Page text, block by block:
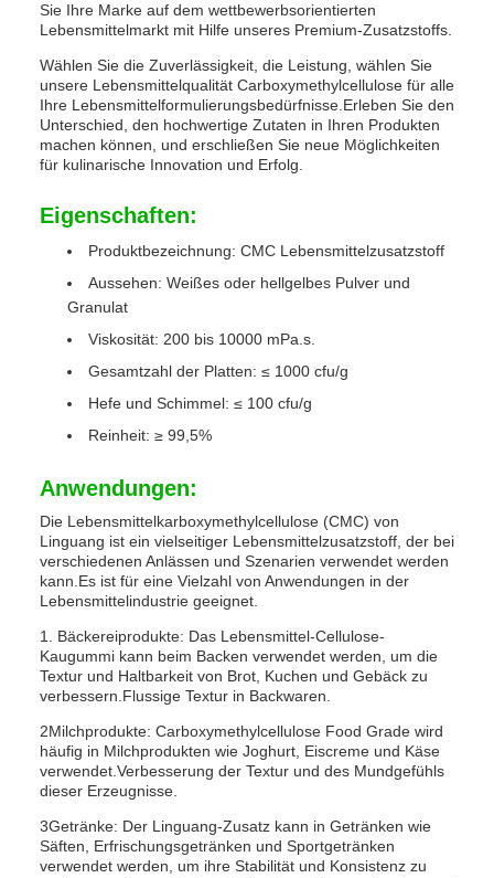
Sie Ihre Marke auf dem wettbewerbsorientierten
Lebensmittelmarkt mit Hilfe unseres Premium-Zusatzstoffs.
Wählen Sie die Zuverlässigkeit, die Leistung, wählen Sie
unsere Lebensmittelqualität Carboxymethylcellulose für alle
Ihre Lebensmittelformulierungsbedürfnisse.Erleben Sie den
Unterschied, den hochwertige Zutaten in Ihren Produkten
machen können, und erschließen Sie neue Möglichkeiten
für kulinarische Innovation und Erfolg.
Eigenschaften:
Produktbezeichnung: CMC Lebensmittelzusatzstoff
Aussehen: Weißes oder hellgelbes Pulver und
Granulat
Viskosität: 200 bis 10000 mPa.s.
Gesamtzahl der Platten: ≤ 1000 cfu/g
Hefe und Schimmel: ≤ 100 cfu/g
Reinheit: ≥ 99,5%
Anwendungen:
Die Lebensmittelkarboxymethylcellulose (CMC) von
Linguang ist ein vielseitiger Lebensmittelzusatzstoff, der bei
verschiedenen Anlässen und Szenarien verwendet werden
kann.Es ist für eine Vielzahl von Anwendungen in der
Lebensmittelindustrie geeignet.
1. Bäckereiprodukte: Das Lebensmittel-Cellulose-
Kaugummi kann beim Backen verwendet werden, um die
Textur und Haltbarkeit von Brot, Kuchen und Gebäck zu
verbessern.Flussige Textur in Backwaren.
2Milchprodukte: Carboxymethylcellulose Food Grade wird
häufig in Milchprodukten wie Joghurt, Eiscreme und Käse
verwendet.Verbesserung der Textur und des Mundgefühls
dieser Erzeugnisse.
3Getränke: Der Linguang-Zusatz kann in Getränken wie
Säften, Erfrischungsgetränken und Sportgetränken
verwendet werden, um ihre Stabilität und Konsistenz zu